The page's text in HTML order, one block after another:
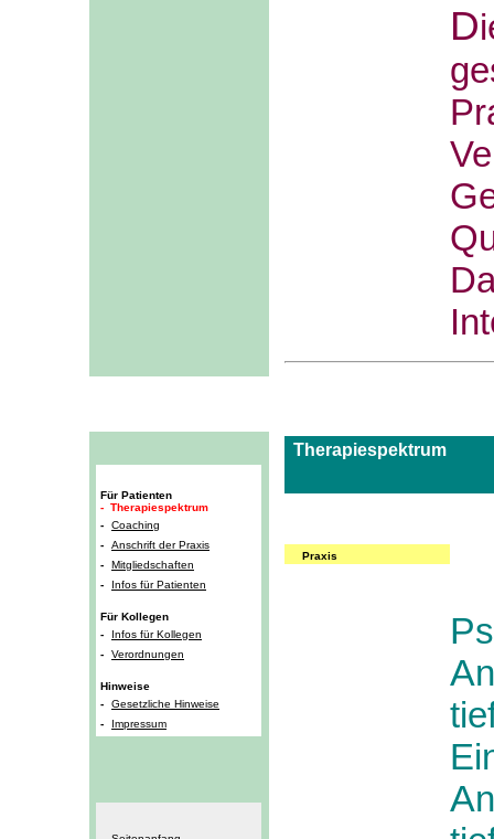
D
Für Patienten
- Therapiespektrum
-
Coaching
-
Anschrift der Praxis
-
Mitgliedschaften
-
Infos für Patienten
Für Kollegen
-
Infos für Kollegen
-
Verordnungen
Hinweise
-
Gesetzliche Hinweise
-
Impressum
Therapiespektrum
Praxis
P
A
A